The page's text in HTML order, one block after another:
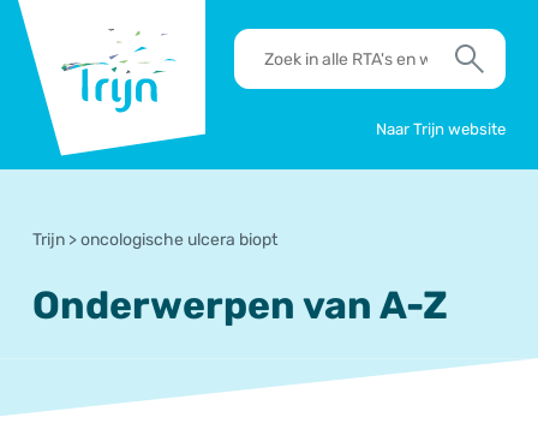
Trijn
RTA's
en
Zoek
Naar Trijn website
Trijn >oncologische ulcera biopt
Onderwerpen van A-Z